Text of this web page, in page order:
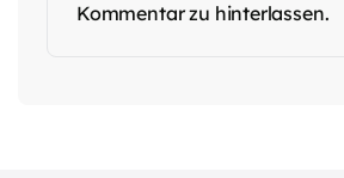
Kommentar zu hinterlassen.